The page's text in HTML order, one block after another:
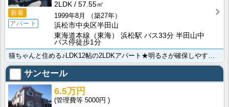
新着
アパート
2LDK
57.55㎡
1999年8月
（築27年）
浜松市中央区半田山
東海道本線（東海） 浜松駅 バス33分 半田山中
バス停徒歩1分
サンセール
6.5万円
5000円